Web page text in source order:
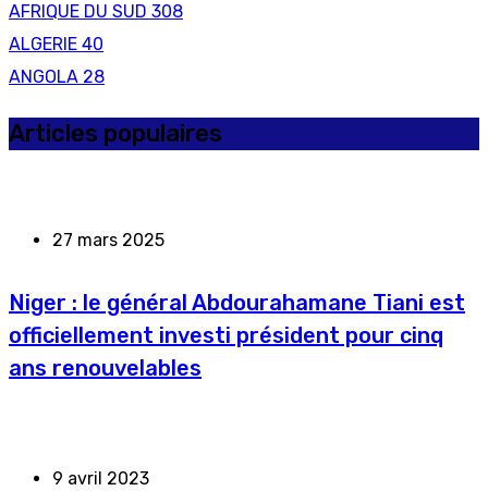
AFRIQUE DU SUD 308
ALGERIE 40
ANGOLA 28
Articles populaires
27 mars 2025
Niger : le général Abdourahamane Tiani est
officiellement investi président pour cinq
ans renouvelables
9 avril 2023